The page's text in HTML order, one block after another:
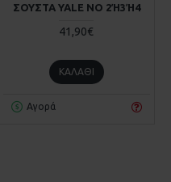
ΣΟΥΣΤΑ YALE ΝΟ 2Ή3Ή4
41,90€
ΚΑΛΆΘΙ
Αγορά